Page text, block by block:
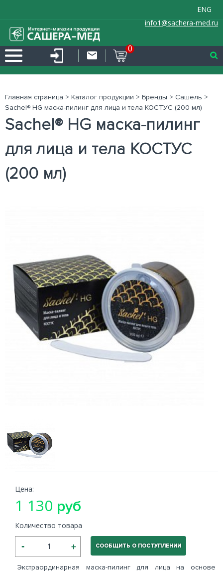
ENG
info1@sachera-med.ru
0
Главная страница > Каталог продукции > Бренды > Сашель >
Sachel® HG маска-пилинг для лица и тела КОСТУС (200 мл)
Sachel® HG маска-пилинг
для лица и тела КОСТУС
(200 мл)
Экстраординарная маска-пилинг для лица на основе
Цена:
1 130 руб
Количество товара
СООБЩИТЬ О ПОСТУПЛЕНИИ